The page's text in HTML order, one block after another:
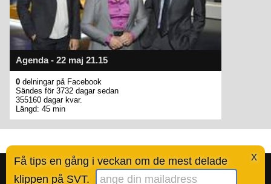
x
Få tips en gång i veckan om de mest delade
klippen på SVT.
Agenda - 22 maj 21.15
0 delningar på Facebook
Sändes för 3732 dagar sedan
355160 dagar kvar.
Längd: 45 min
Bestofsvt.se är en tjänst skapad av Ted Valentin.Läs mer här